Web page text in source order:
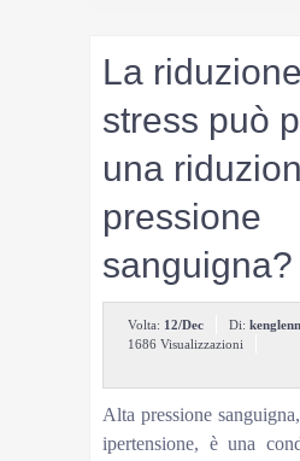
La
stress può
una
pressione
sanguigna?
Volta: 12/Dec Di: kenglenn
1686 Visualizzazioni
Alta pressione
ipertensione, è una